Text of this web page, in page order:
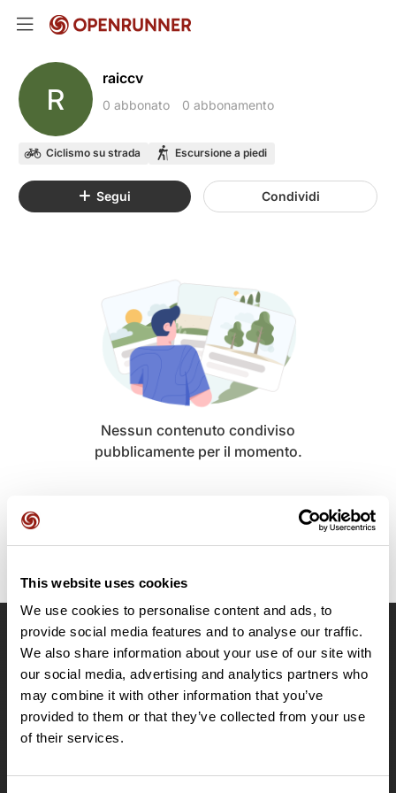
This website uses cookies
We use cookies to personalise content and ads, to
provide social media features and to analyse our traffic.
We also share information about your use of our site with
our social media, advertising and analytics partners who
may combine it with other information that you’ve
provided to them or that they’ve collected from your use
of their services.
R
raiccv
0 abbonato 0 abbonamento
Ciclismo su strada Escursione a piedi
Segui Condividi
Nessun contenuto condiviso
pubblicamente per il momento.
OpenRunner
Team
Lavora con noi
Riguardo a
Contatti